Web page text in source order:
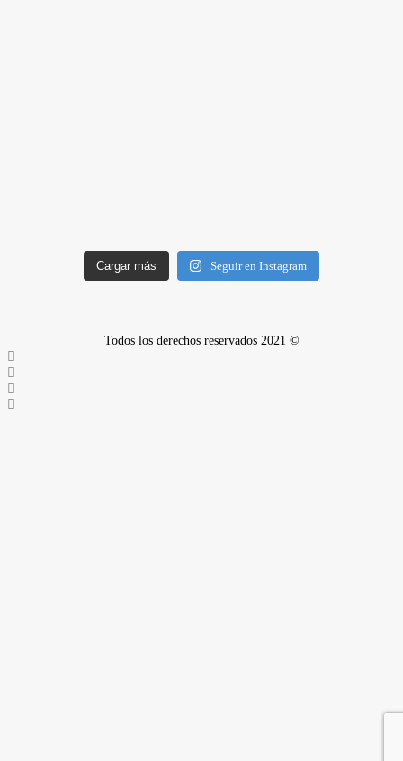
Cargar más Seguir en Instagram
Todos los derechos reservados 2021 ©